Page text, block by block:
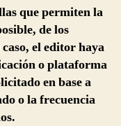
que permiten la
de los
el editor haya
o plataforma
en base a
o la frecuencia